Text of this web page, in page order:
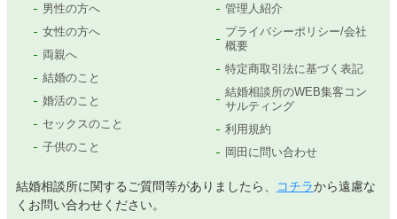
男性の方へ
女性の方へ
両親へ
結婚のこと
婚活のこと
セックスのこと
子供のこと
管理人紹介
プライバシーポリシー/会社
概要
特定商取引法に基づく表記
結婚相談所のWEB集客コン
サルティング
利用規約
岡田に問い合わせ
結婚相談所に関するご質問等がありましたら、 コチラから遠慮な
くお問い合わせください。